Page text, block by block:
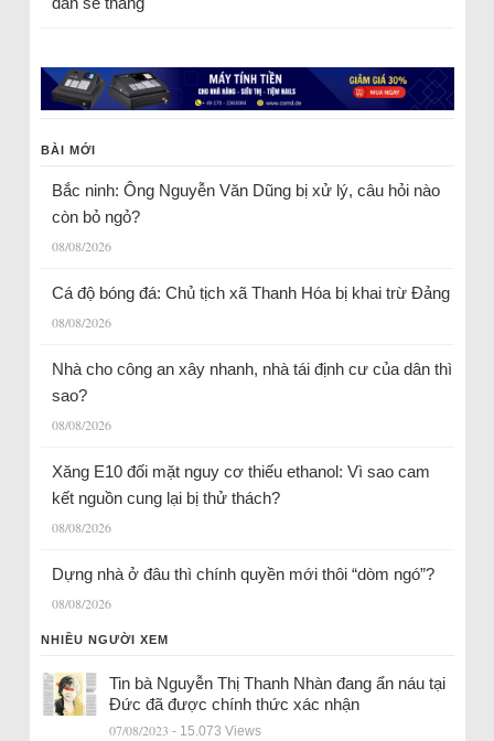
BÀI MỚI
Bắc ninh: Ông Nguyễn Văn Dũng bị xử lý, câu hỏi nào
còn bỏ ngỏ?
08/08/2026
Cá độ bóng đá: Chủ tịch xã Thanh Hóa bị khai trừ Đảng
08/08/2026
Nhà cho công an xây nhanh, nhà tái định cư của dân thì
sao?
08/08/2026
Xăng E10 đối mặt nguy cơ thiếu ethanol: Vì sao cam
kết nguồn cung lại bị thử thách?
08/08/2026
Dựng nhà ở đâu thì chính quyền mới thôi “dòm ngó”?
08/08/2026
NHIỀU NGƯỜI XEM
Tin bà Nguyễn Thị Thanh Nhàn đang ẩn náu tại
Đức đã được chính thức xác nhận
07/08/2023 - 15.073 Views